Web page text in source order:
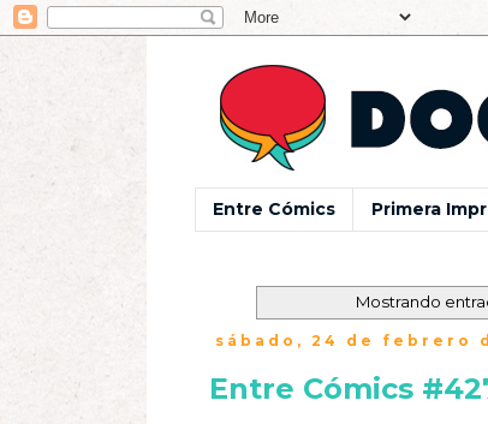
Entre Cómics Primera
Mostrando
sábado, 24 de febrero
Entre Cómics